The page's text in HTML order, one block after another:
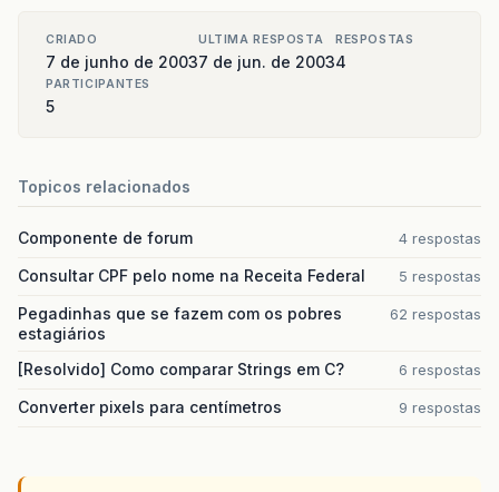
CRIADO
7 de junho de 2003
ULTIMA RESPOSTA
7 de jun. de 2003
RESPOSTAS
4
PARTICIPANTES
5
Topicos relacionados
Componente de forum 4 respostas
Consultar CPF pelo nome na Receita Federal 5 respostas
Pegadinhas que se fazem com os pobres
estagiários
62 respostas
[Resolvido] Como comparar Strings em C? 6 respostas
Converter pixels para centímetros 9 respostas